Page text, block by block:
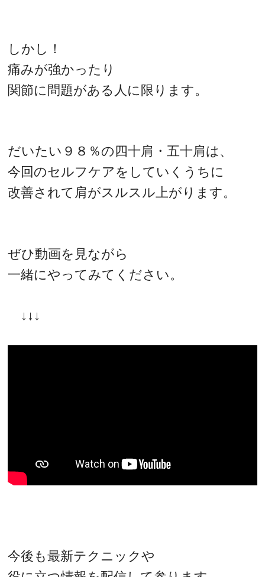
しかし！
痛みが強かったり
関節に問題がある人に限ります。
だいたい９８％の四十肩・五十肩は、
今回のセルフケアをしていくうちに
改善されて肩がスルスル上がります。
ぜひ動画を見ながら
一緒にやってみてください。
↓↓↓
今後も最新テクニックや